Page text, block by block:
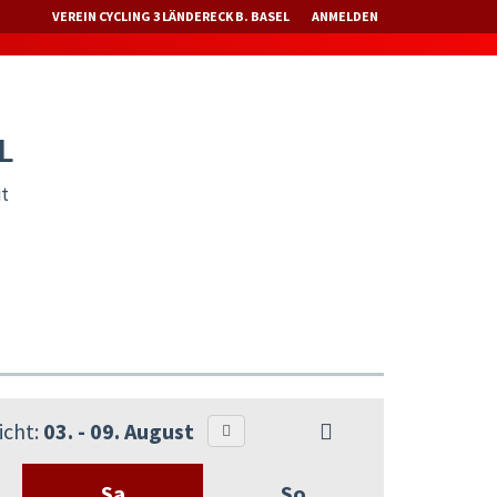
VEREIN CYCLING 3 LÄNDERECK B. BASEL ANMELDEN
03. - 09. August